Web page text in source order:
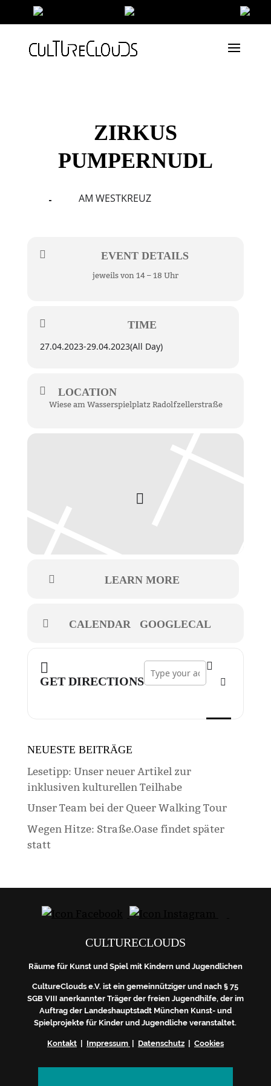
ZIRKUS
PUMPERNUDL
AM WESTKREUZ
EVENT DETAILS
jeweils von 14 – 18 Uhr
TIME
27.04.2023-29.04.2023(All Day)
LOCATION
Wiese am Wasserspielplatz Radolfzellerstraße
LEARN MORE
CALENDAR GOOGLECAL
GET DIRECTIONS
Address - Zirkus Pumpernudl []
NEUESTE BEITRÄGE
Lesetipp: Unser neuer Artikel zur
inklusiven kulturellen Teilhabe
Unser Team bei der Queer Walking Tour
Wegen Hitze: Straße.Oase findet später
statt
CULTURECLOUDS
Räume für Kunst und Spiel mit Kindern und Jugendlichen
CultureClouds e.V. ist ein gemeinnütziger und nach § 75
SGB VIII anerkannter Träger der freien Jugendhilfe, der im
Auftrag der Landeshauptstadt München Kunst- und
Spielprojekte für Kinder und Jugendliche veranstaltet.
Kontakt| Impressum | Datenschutz| Cookies